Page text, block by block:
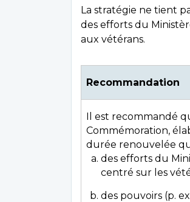
La stratégie ne tient
des efforts du
aux vétérans.
Recommandation
Il est recommandé
Commémoration,
durée renouvelée
des efforts du
centré sur les
des pouvoirs (p.